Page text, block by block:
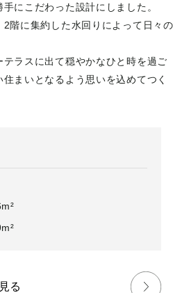
にこだわった設計にしました。
階に集約した水回りによって日々の
ラスに出て穏やかなひと時を過ご
まいとなるよう思いを込めてつく
る